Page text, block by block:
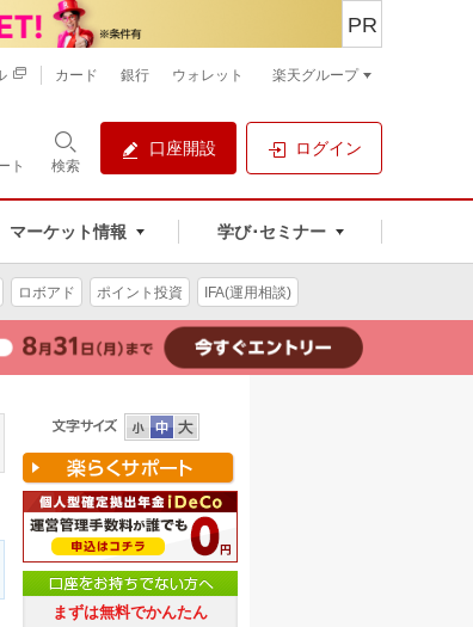
ト 検索
口座開設 ログイン
マーケット情報 学び･セミナー
PR
カード 銀行 ウォレット 楽天グループ
ロボアド ポイント投資 IFA(運用相談)
まずは無料でかんたん